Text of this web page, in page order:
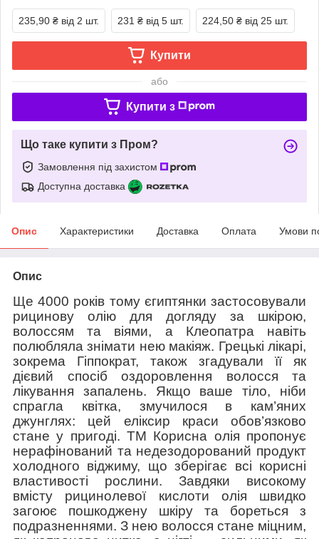
235,90 ₴ від 2 шт. 231 ₴ від 5 шт. 224,50 ₴ від 25 шт.
Купити
або
Купити з
Що таке купити з Пром?
Замовлення під захистом
Доступна доставка
Опис Характеристики Доставка Оплата Умови
Опис
Ще 4000 років тому єгиптянки застосовували
рицинову олію для догляду за шкірою,
волоссям та віями, а Клеопатра навіть
полюбляла знімати нею макіяж. Грецькі лікарі,
зокрема Гіппократ, також згадували її як
дієвий спосіб оздоровлення волосся та
лікування запалень. Якщо ваше тіло, ніби
спрагла квітка, змучилося в кам’яних
джунглях: цей еліксир краси обов’язково
стане у пригоді. ТМ Корисна олія пропонує
нерафінований та недезодорований продукт
холодного віджиму, що зберігає всі корисні
властивості рослини. Завдяки високому
вмісту рицинолевої кислоти олія швидко
загоює пошкоджену шкіру та бореться з
подразненнями. З нею волосся стане міцним,